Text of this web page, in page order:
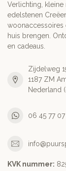
Verlichting,
edelstenen
woonaccessoires
huis brengen.
en cadeaus.
Zijdelweg
1187 ZM
Nederland
06 45 77
KVK nummer: